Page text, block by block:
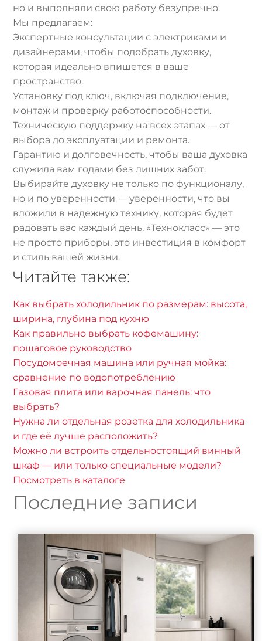
но и выполняли свою работу безупречно.
Мы предлагаем:
Экспертные консультации с электриками и
дизайнерами, чтобы подобрать духовку,
которая идеально впишется в ваше
пространство.
Установку под ключ, включая подключение,
монтаж и проверку работоспособности.
Техническую поддержку на всех этапах — от
выбора до эксплуатации и ремонта.
Гарантию и долговечность, чтобы ваша духовка
служила вам годами без лишних забот.
Выбирайте духовку не только по функционалу,
но и по уверенности — уверенности, что вы
вложили в надежную технику, которая будет
радовать вас каждый день. «Технокласс» — это
не просто приборы, это инвестиция в комфорт
и стиль вашей жизни.
Читайте также:
Как выбрать холодильник по размерам: высота,
ширина, глубина под кухню
Как правильно выбрать кофемашину:
пошаговое руководство
Посудомоечная машина или ручная мойка:
сравнение по водопотреблению
Газовая плита или варочная панель: что
выбрать?
Нужна ли отдельная розетка для холодильника
и где её лучше расположить?
Можно ли встроить отдельностоящий винный
шкаф — или только специальные модели?
Посмотреть в каталоге
Последние записи